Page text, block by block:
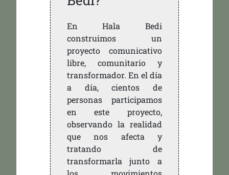
En Hala Bedi
construimos un
proyecto comunicativo
libre, comunitario y
transformador. En el día
a día, cientos de
personas participamos
en este proyecto,
observando la realidad
que nos afecta y
tratando de
transformarla junto a